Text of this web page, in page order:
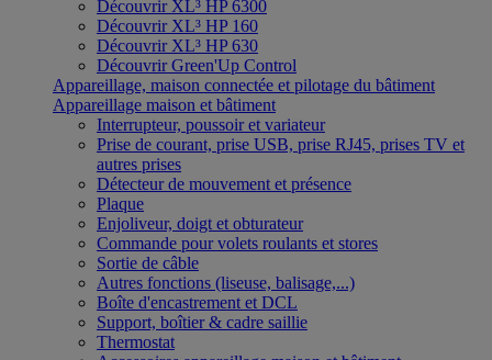
Découvrir XL³ HP 6300
Découvrir XL³ HP 160
Découvrir XL³ HP 630
Découvrir Green'Up Control
Appareillage, maison connectée et pilotage du bâtiment
Appareillage maison et bâtiment
Interrupteur, poussoir et variateur
Prise de courant, prise USB, prise RJ45, prises TV et
autres prises
Détecteur de mouvement et présence
Plaque
Enjoliveur, doigt et obturateur
Commande pour volets roulants et stores
Sortie de câble
Autres fonctions (liseuse, balisage,...)
Boîte d'encastrement et DCL
Support, boîtier & cadre saillie
Thermostat